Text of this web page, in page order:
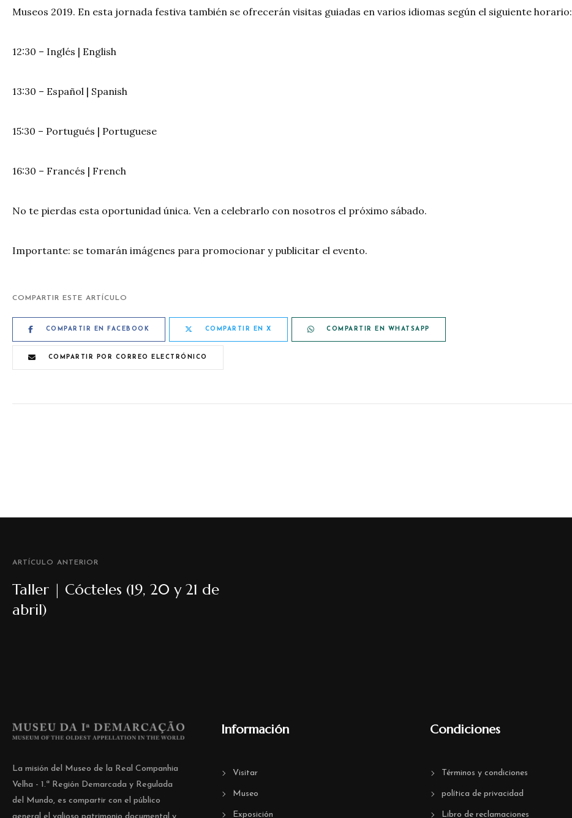
Museos 2019. En esta jornada festiva también se ofrecerán visitas guiadas en varios idiomas según el siguiente horario:
12:30 – Inglés | English
13:30 – Español | Spanish
15:30 – Portugués | Portuguese
16:30 – Francés | French
No te pierdas esta oportunidad única. Ven a celebrarlo con nosotros el próximo sábado.
Importante: se tomarán imágenes para promocionar y publicitar el evento.
COMPARTIR ESTE ARTÍCULO
COMPARTIR EN FACEBOOK COMPARTIR EN X COMPARTIR EN WHATSAPP
COMPARTIR POR CORREO ELECTRÓNICO
ARTÍCULO ANTERIOR
Taller | Cócteles (19, 20 y 21 de
abril)
La misión del Museo de la Real Companhia
Velha - 1.ª Región Demarcada y Regulada
del Mundo, es compartir con el público
Información
Visitar
Museo
Exposición
Condiciones
Términos y condiciones
política de privacidad
Libro de reclamaciones